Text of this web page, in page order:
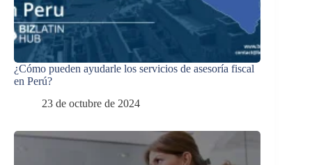
¿Cómo pueden ayudarle los servicios de asesoría fiscal
en Perú?
23 de octubre de 2024